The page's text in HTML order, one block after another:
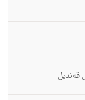
قه‌ندیل